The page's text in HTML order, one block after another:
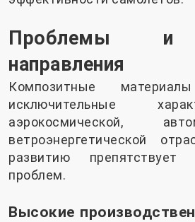
Проблемы и
направления
Композитные
исключительные
аэрокосмической,
ветроэнергетической
развитию
проблем.
Высокие